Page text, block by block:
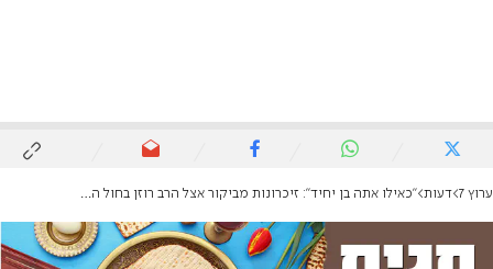
ערוץ 7 דעות "כאילו אתה בן יחיד": זיכרונות מביקור אצל הרב רוזן בחול המועד